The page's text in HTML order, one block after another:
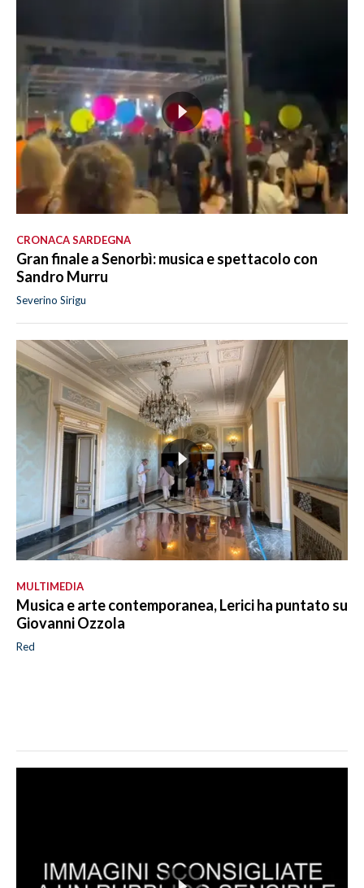
CRONACA SARDEGNA
Gran finale a Senorbì: musica e spettacolo con
Sandro Murru
Severino Sirigu
MULTIMEDIA
Musica e arte contemporanea, Lerici ha puntato su
Giovanni Ozzola
Red